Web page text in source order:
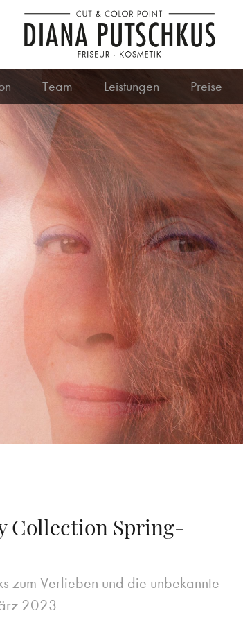
Team Leistungen Preise
Collection Spring-
zum Verlieben und die unbekannte
2023